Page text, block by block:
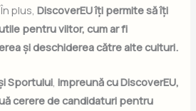
plus,DiscoverEU îți permite să îți
pentru viitor, cum ar fi
și deschiderea către alte culturi.
Sportului,impreună cu DiscoverEU,
cerere de candidaturi pentru